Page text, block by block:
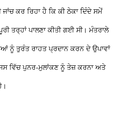
ਕਰ ਰਿਹਾ ਹੈ ਕਿ ਕੀ ਠੇਕਾ ਦਿੰਦੇ ਸਮੇਂ
ਤਰ੍ਹਾਂ ਪਾਲਣਾ ਕੀਤੀ ਗਈ ਸੀ। ਮੰਤਰਾਲੇ
ਨੂੰ ਤੁਰੰਤ ਰਾਹਤ ਪ੍ਰਦਾਨ ਕਰਨ ਦੇ ਉਪਾਵਾਂ
ਵਿੱਚ ਪੁਨਰ-ਮੁਲਾਂਕਣ ਨੂੰ ਤੇਜ਼ ਕਰਨਾ ਅਤੇ